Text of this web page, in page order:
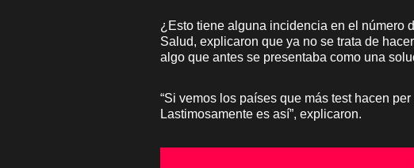
¿Esto tiene alguna incidencia en el número
Salud, explicaron que ya no se trata de
algo que antes se presentaba como una
“Si vemos los países que más test hacen
Lastimosamente es así”, explicaron.